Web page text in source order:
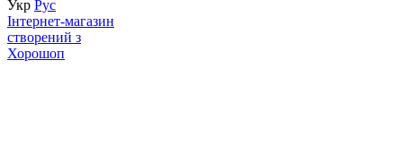
Укр Рус
Інтернет-магазин
створений з
Хорошоп